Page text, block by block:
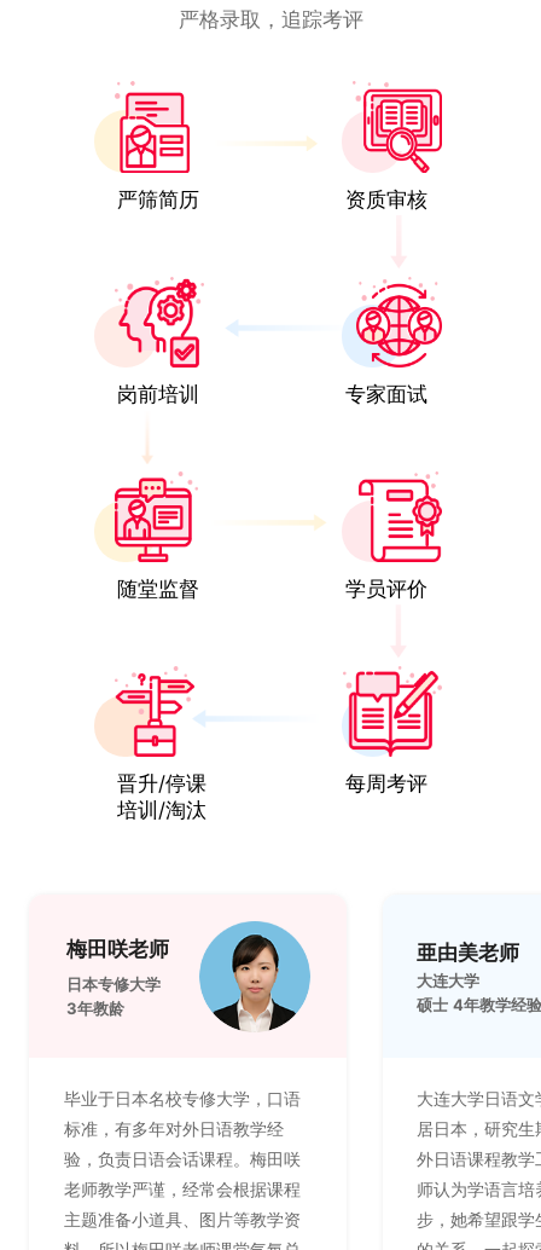
严格录取，追踪考评
严筛简历 资质审核
专家面试
岗前培训
随堂监督 学员评价
每周考评
晋升/停课
培训/淘汰
梅田咲老师
日本专修大学
3年教龄
毕业于日本名校专修大学，口语
标准，有多年对外日语教学经
验，负责日语会话课程。梅田咲
老师教学严谨，经常会根据课程
主题准备小道具、图片等教学资
亜由美老师
大连大学
硕士 4年教学经
大连大学日语
居日本，研究
外日语课程教
师认为学语言
步，她希望跟